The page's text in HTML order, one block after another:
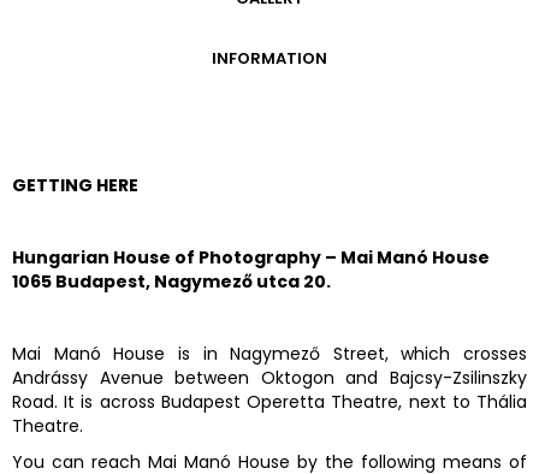
INFORMATION
GETTING HERE
Hungarian House of Photography – Mai Manó House
1065 Budapest, Nagymező utca 20.
Mai Manó House is in Nagymező Street, which crosses
Andrássy Avenue between Oktogon and Bajcsy-Zsilinszky
Road. It is across Budapest Operetta Theatre, next to Thália
Theatre.
You can reach Mai Manó House by the following means of